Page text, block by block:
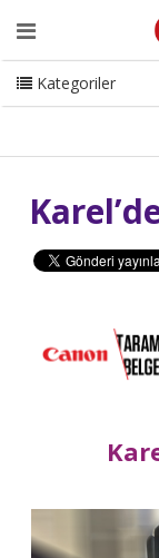
Ana Sayfa
Danışmanlık
CyberMag Logo
Kategoriler